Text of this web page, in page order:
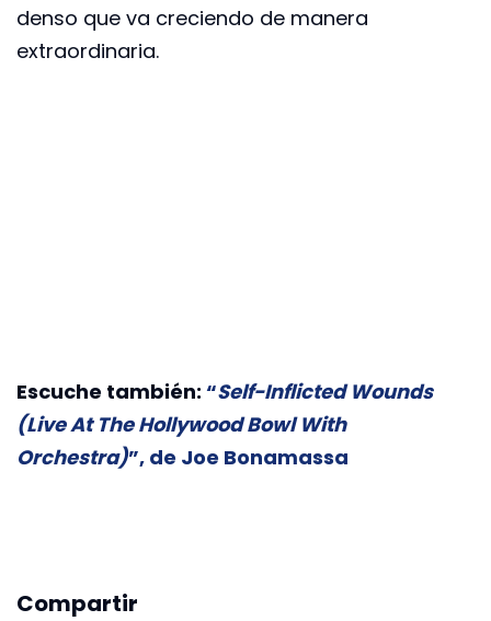
denso que va creciendo de manera
extraordinaria.
Escuche también: “Self-Inflicted Wounds
(Live At The Hollywood Bowl With
Orchestra)”, de Joe Bonamassa
Compartir